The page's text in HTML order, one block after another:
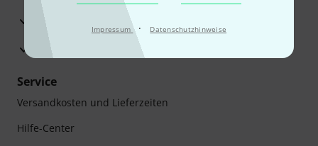
Impressum · Datenschutzhinweise
Zufriedenheitsgarantie
Europas größtes Versandlager
Service
Versandkosten und Lieferzeiten
Hilfe-Center